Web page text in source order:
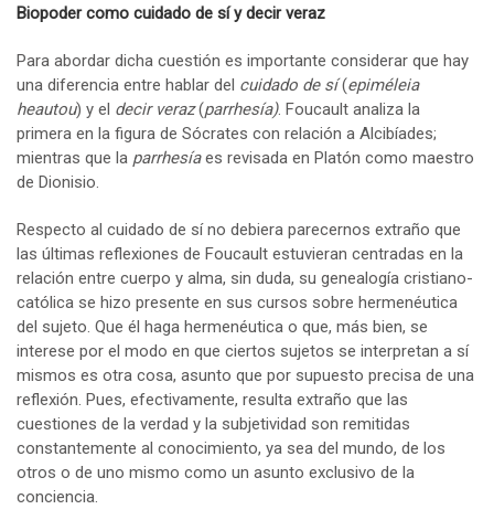
Biopoder como cuidado de sí y decir veraz
Para abordar dicha cuestión es importante considerar que hay
una diferencia entre hablar del cuidado de sí(epiméleia
heautou) y el decir veraz(parrhesía). Foucault analiza la
primera en la figura de Sócrates con relación a Alcibíades;
mientras que la parrhesíaes revisada en Platón como maestro
de Dionisio.
Respecto al cuidado de sí no debiera parecernos extraño que
las últimas reflexiones de Foucault estuvieran centradas en la
relación entre cuerpo y alma, sin duda, su genealogía cristiano-
católica se hizo presente en sus cursos sobre hermenéutica
del sujeto. Que él haga hermenéutica o que, más bien, se
interese por el modo en que ciertos sujetos se interpretan a sí
mismos es otra cosa, asunto que por supuesto precisa de una
reflexión. Pues, efectivamente, resulta extraño que las
cuestiones de la verdad y la subjetividad son remitidas
constantemente al conocimiento, ya sea del mundo, de los
otros o de uno mismo como un asunto exclusivo de la
conciencia.